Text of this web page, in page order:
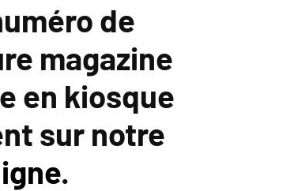
de
magazine
en kiosque
sur notre
.